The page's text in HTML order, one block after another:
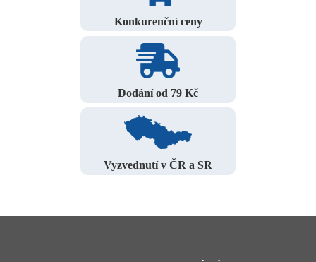
Konkurenční ceny
Dodání od 79 Kč
Vyzvednutí v ČR a SR